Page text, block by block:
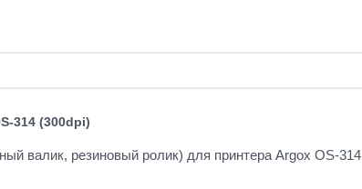
314 (300dpi)
валик, резиновый ролик) для принтера Argox OS-314